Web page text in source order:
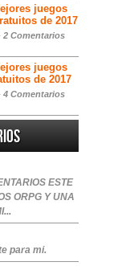
juegos
de 2017
2 Comentarios
juegos
de 2017
4 Comentarios
ESTE
ORPG Y UNA
para mi.